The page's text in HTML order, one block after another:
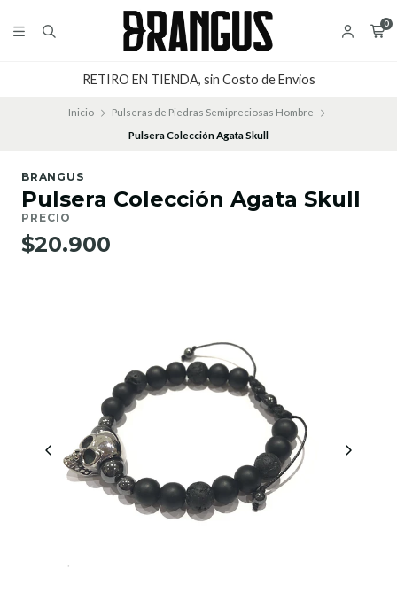
0
RETIRO EN TIENDA, sin Costo de Envios
Inicio
Pulseras de Piedras Semipreciosas Hombre
Pulsera Colección Agata Skull
BRANGUS
Pulsera Colección Agata Skull
PRECIO
$20.900